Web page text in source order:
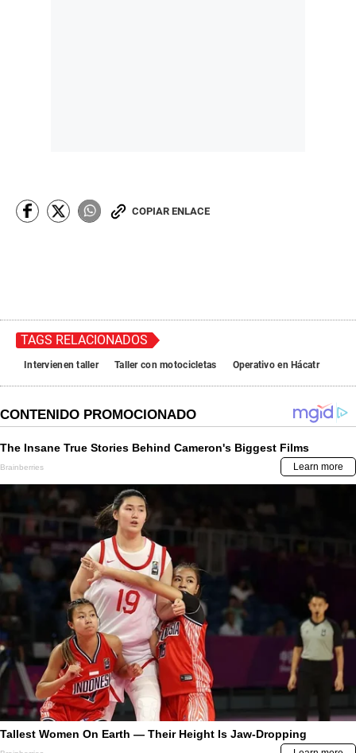
COPIAR ENLACE
TAGS RELACIONADOS
Intervienen taller Taller con motocicletas Operativo en Hácatr